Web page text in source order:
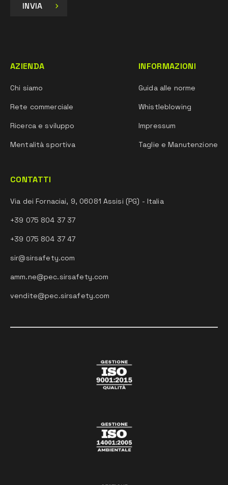
INVIA
AZIENDA
Chi siamo
Rete commerciale
Ricerca e sviluppo
Mentalità sportiva
INFORMAZIONI
Guida alle norme
Whistleblowing
Impressum
Taglie e Manutenzione
CONTATTI
Via dei Fornaciai, 9, 06081 Assisi (PG) - Italia
+39 075 804 37 37
+39 075 804 37 47
sir@sirsafety.com
amm.ne@pec.sirsafety.com
vendite@pec.sirsafety.com